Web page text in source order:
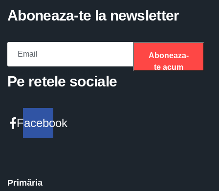
Aboneaza-te la newsletter
Aboneaza-
te acum
Pe retele sociale
Facebook
Primăria